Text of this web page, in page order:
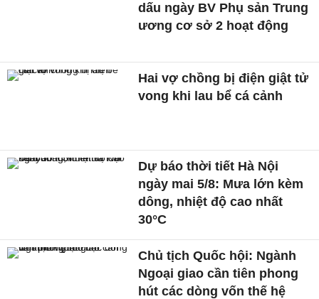
dấu ngày BV Phụ sản Trung
ương cơ sở 2 hoạt động
Hai vợ chồng bị điện giật tử
vong khi lau bể cá cảnh
Dự báo thời tiết Hà Nội
ngày mai 5/8: Mưa lớn kèm
dông, nhiệt độ cao nhất
30°C
Chủ tịch Quốc hội: Ngành
Ngoại giao cần tiên phong
hút các dòng vốn thế hệ